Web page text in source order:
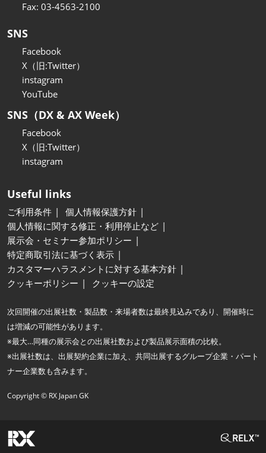
Fax: 03-4563-2100
SNS
Facebook
X（旧:Twitter）
instagram
YouTube
SNS（DX & AX Week）
Facebook
X（旧:Twitter）
instagram
Useful links
ご利用条件
個人情報保護方針
個人情報に関する修正・利用停止など
展示会・セミナー参加ポリシー
特定商取引法に基づく表示
カスタマーハラスメントに対する基本方針
クッキーポリシー
クッキーの設定
次回開催の出展社数・製品数・来場者数は最終見込みであり、開催時に
は増減の可能性があります。
※最大…同種の展示会との出展社数および製品展示面積の比較。
※出展社数は、出展契約企業に加え、共同出展するグループ企業・パート
ナー企業数も含みます。
Copyright © RX Japan GK